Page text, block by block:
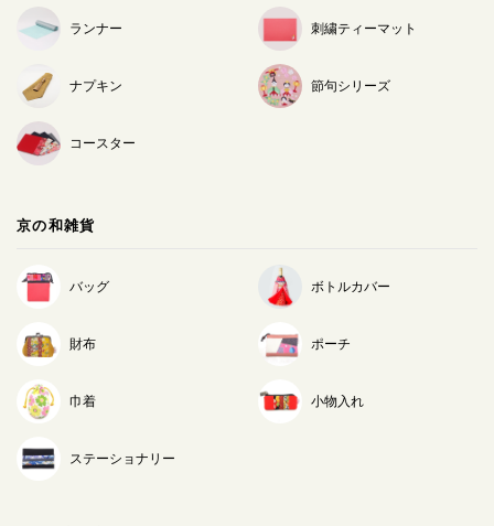
ランナー 刺繍ティーマット
ナプキン 節句シリーズ
コースター
京の和雑貨
バッグ ボトルカバー
財布 ポーチ
巾着 小物入れ
ステーショナリー